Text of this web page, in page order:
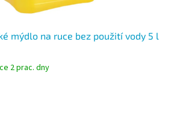
mýdlo na ruce bez použití vody 5 l
2 prac. dny